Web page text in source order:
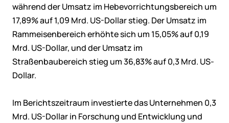
während der Umsatz im Hebevorrichtungsbereich um
17,89% auf 1,09 Mrd. US-Dollar stieg. Der Umsatz im
Rammeisenbereich erhöhte sich um 15,05% auf 0,19
Mrd. US-Dollar, und der Umsatz im
Straßenbaubereich stieg um 36,83% auf 0,3 Mrd. US-
Dollar.
Im Berichtszeitraum investierte das Unternehmen 0,3
Mrd. US-Dollar in Forschung und Entwicklung und